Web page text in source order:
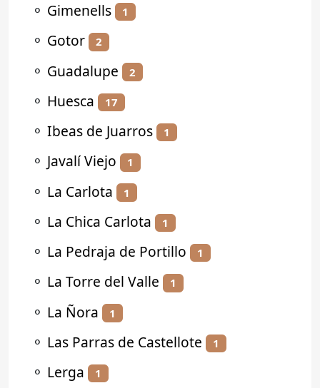
⚬ Gimenells 1
⚬ Gotor 2
⚬ Guadalupe 2
⚬ Huesca 17
⚬ Ibeas de Juarros 1
⚬ Javalí Viejo 1
⚬ La Carlota 1
⚬ La Chica Carlota 1
⚬ La Pedraja de Portillo 1
⚬ La Torre del Valle 1
⚬ La Ñora 1
⚬ Las Parras de Castellote 1
⚬ Lerga 1